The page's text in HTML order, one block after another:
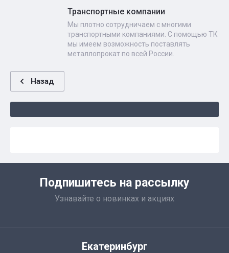
Транспортные компании
Мы плотно сотрудничаем с многими
транспортными компаниями. С помощью ТК
мы имеем возможность поставлять
металлопрокат по всей России.
Назад
Подпишитесь на рассылку
Узнавайте о новинках и акциях
Екатеринбург